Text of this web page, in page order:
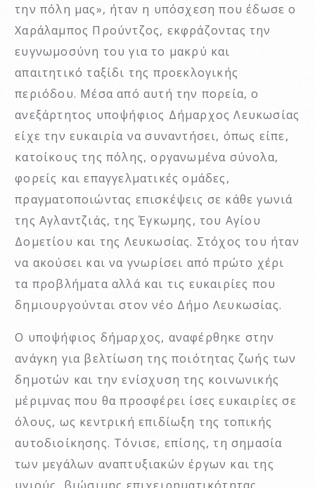
την πόλη μας», ήταν η υπόσχεση που έδωσε ο
Χαράλαμπος Προύντζος, εκφράζοντας την
ευγνωμοσύνη του για το μακρύ και
απαιτητικό ταξίδι της προεκλογικής
περιόδου. Μέσα από αυτή την πορεία, ο
ανεξάρτητος υποψήφιος Δήμαρχος Λευκωσίας
είχε την ευκαιρία να συναντήσει, όπως είπε,
κατοίκους της πόλης, οργανωμένα σύνολα,
φορείς και επαγγελματικές ομάδες,
πραγματοποιώντας επισκέψεις σε κάθε γωνιά
της Αγλαντζιάς, της Έγκωμης, του Αγίου
Δομετίου και της Λευκωσίας. Στόχος του ήταν
να ακούσει και να γνωρίσει από πρώτο χέρι
τα προβλήματα αλλά και τις ευκαιρίες που
δημιουργούνται στον νέο Δήμο Λευκωσίας.
Ο υποψήφιος δήμαρχος, αναφέρθηκε στην
ανάγκη για βελτίωση της ποιότητας ζωής των
δημοτών και την ενίσχυση της κοινωνικής
μέριμνας που θα προσφέρει ίσες ευκαιρίες σε
όλους, ως κεντρική επιδίωξη της τοπικής
αυτοδιοίκησης. Τόνισε, επίσης, τη σημασία
των μεγάλων αναπτυξιακών έργων και της